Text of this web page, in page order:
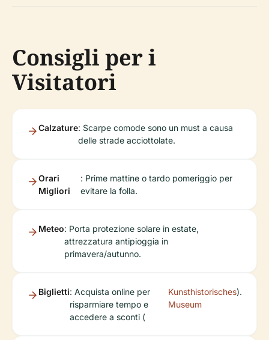
Consigli per i
Visitatori
Calzature: Scarpe comode sono un must a causa
delle strade acciottolate.
Orari
Migliori
: Prime mattine o tardo pomeriggio per
evitare la folla.
Meteo: Porta protezione solare in estate,
attrezzatura antipioggia in
primavera/autunno.
Biglietti: Acquista online per
risparmiare tempo e
accedere a sconti (
Kunsthistorisches
Museum
).